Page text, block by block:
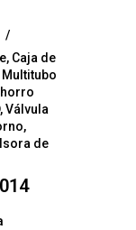
, Caja de
,Válvula
,
de